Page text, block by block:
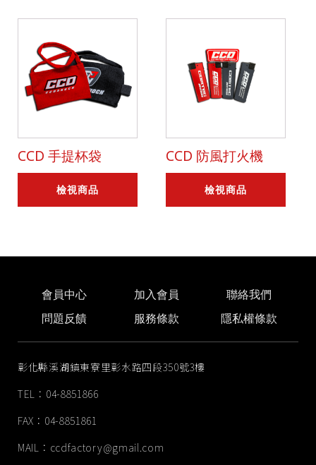
CCD 手提杯袋
檢視商品
CCD 防風打火機
檢視商品
會員中心 加入會員
聯絡我們
問題反饋
服務條款 隱私權條款
彰化縣溪湖鎮東寮里彰水路四段350號3樓
TEL：04-8851866
FAX：04-8851861
MAIL： ccdfactory@gmail.com